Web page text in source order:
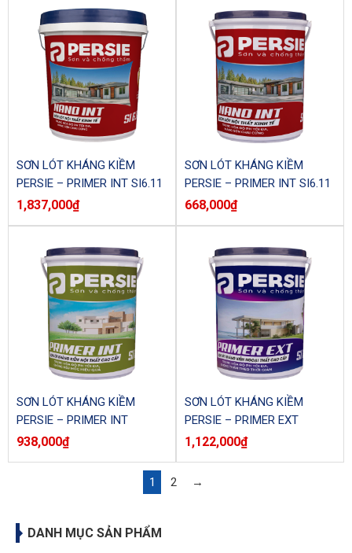
SƠN LÓT KHÁNG KIỀM
PERSIE – PRIMER INT SI6.11
(Thùng)
1,837,000₫
SƠN LÓT KHÁNG KIỀM
PERSIE – PRIMER INT SI6.11
(Lon)
668,000₫
SƠN LÓT KHÁNG KIỀM
PERSIE – PRIMER INT
SI6.6NO (Lon)
938,000₫
SƠN LÓT KHÁNG KIỀM
PERSIE – PRIMER EXT
SI6.6NG (Lon)
1,122,000₫
1 2 →
DANH MỤC SẢN PHẨM